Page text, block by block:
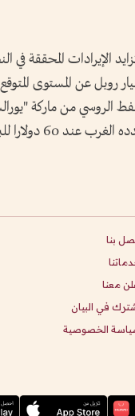
الإيرادات المحققة
بمقدار 700 مليار روبل عن
الروسي من ماركة
60 دولارا للبرميل.
بنا
معنا
في البيان
الخصوصية